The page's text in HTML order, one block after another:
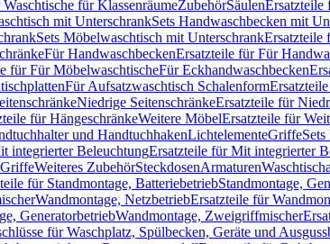
für KlassenräumeZubehörSäulenErsatzteile
mit UnterschrankSets Handwaschbecken mit
Sets Möbelwaschtisch mit UnterschrankErsatzteile
Für HandwaschbeckenErsatzteile für Für
für Für MöbelwaschtischeFür Eckhandwaschbecken
Für Aufsatzwaschtisch Schalenform
Niedrige SeitenschränkeErsatzteile für
für HängeschränkeWeitere MöbelErsatzteile für
und HandtuchhakenLichtelementeGriffeSets
integrierter BeleuchtungErsatzteile für Mit integrierter
GriffeWeiteres ZubehörSteckdosenArmaturen
für Standmontage, BatteriebetriebStandmontage,
Wandmontage, NetzbetriebErsatzteile für
GeneratorbetriebWandmontage, Zweigriffmischer
für Waschplatz, Spülbecken, Geräte und